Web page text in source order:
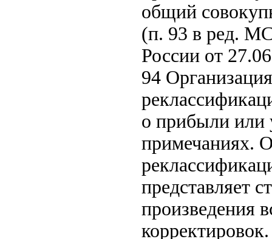
общий
(п. 93 в ред.
России от
94
о прибыли или
примечаниях.
представляет
произведения
корректировок.